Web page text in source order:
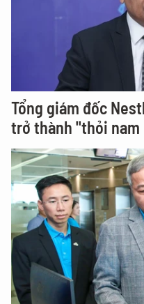
Tổng giám đốc
trở thành "thỏi nam